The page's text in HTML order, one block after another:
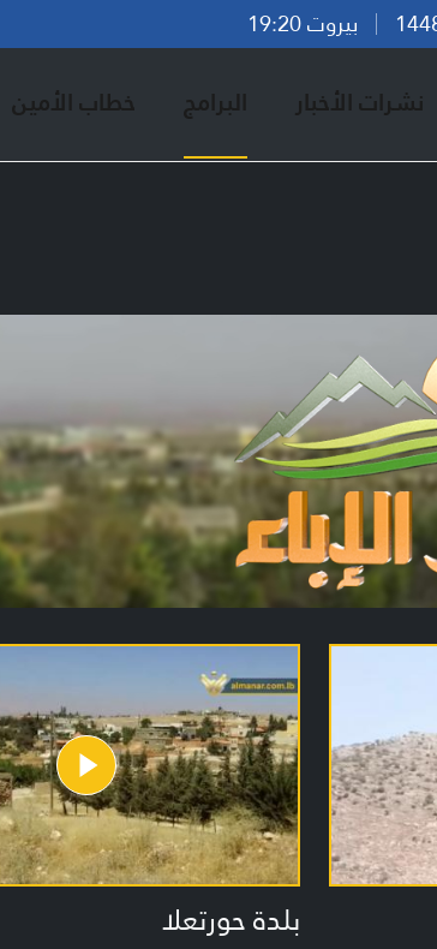
بيروت 19:20
نشرات الأخبار البرامج خطاب الأمين
بلدة حورتعلا